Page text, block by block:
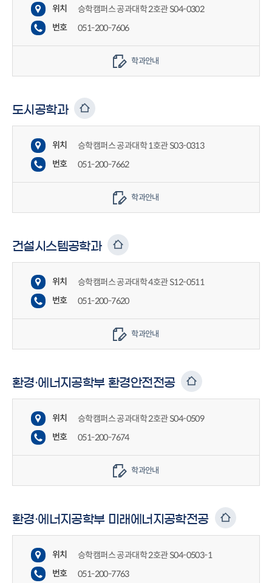
위치
승학캠퍼스 공과대학 2호관 S04-0302
번호
051-200-7606
학과안내
도시공학과
위치
승학캠퍼스 공과대학 1호관 S03-0313
번호
051-200-7662
학과안내
건설시스템공학과
위치
승학캠퍼스 공과대학 4호관 S12-0511
번호
051-200-7620
학과안내
환경·에너지공학부 환경안전전공
위치
승학캠퍼스 공과대학 2호관 S04-0509
번호
051-200-7674
학과안내
환경·에너지공학부 미래에너지공학전공
위치
승학캠퍼스 공과대학 2호관 S04-0503-1
번호
051-200-7763